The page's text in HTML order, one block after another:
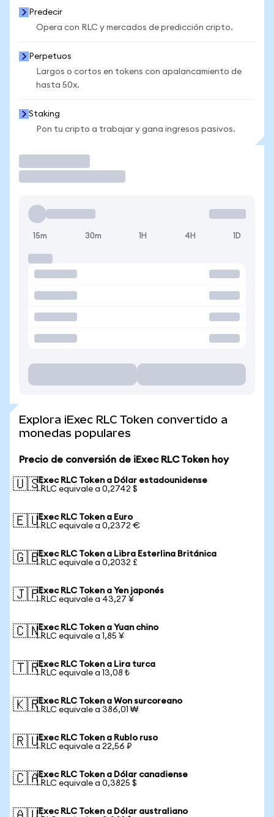
Predecir
Opera con RLC y mercados de predicción cripto.
Perpetuos
Largos o cortos en tokens con apalancamiento de
hasta 50x.
Staking
Pon tu cripto a trabajar y gana ingresos pasivos.
15m 30m 1H 4H 1D
Explora iExec RLC Token convertido a
monedas populares
Precio de conversión de iExec RLC Token hoy
🇺🇸iExec RLC Token a Dólar estadounidense
1 RLC equivale a 0,2742 $
🇪🇺iExec RLC Token a Euro
1 RLC equivale a 0,2372 €
🇬🇧iExec RLC Token a Libra Esterlina Británica
1 RLC equivale a 0,2032 £
🇯🇵iExec RLC Token a Yen japonés
1 RLC equivale a 43,27 ¥
🇨🇳iExec RLC Token a Yuan chino
1 RLC equivale a 1,85 ¥
🇹🇷iExec RLC Token a Lira turca
1 RLC equivale a 13,08 ₺
🇰🇷iExec RLC Token a Won surcoreano
1 RLC equivale a 386,01 ₩
🇷🇺iExec RLC Token a Rublo ruso
1 RLC equivale a 22,56 ₽
🇨🇦iExec RLC Token a Dólar canadiense
1 RLC equivale a 0,3825 $
iExec RLC Token a Dólar australiano